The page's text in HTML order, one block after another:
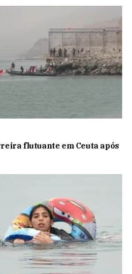
flutuante em Ceuta após